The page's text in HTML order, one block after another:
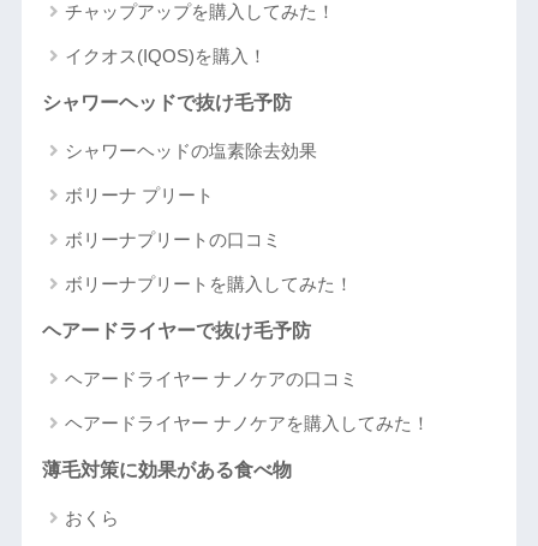
チャップアップを購入してみた！
イクオス(IQOS)を購入！
シャワーヘッドで抜け毛予防
シャワーヘッドの塩素除去効果
ボリーナ プリート
ボリーナプリートの口コミ
ボリーナプリートを購入してみた！
ヘアードライヤーで抜け毛予防
ヘアードライヤー ナノケアの口コミ
ヘアードライヤー ナノケアを購入してみた！
薄毛対策に効果がある食べ物
おくら